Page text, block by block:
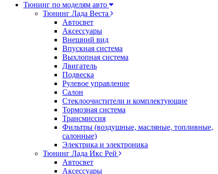
Тюнинг по моделям авто
Тюнинг Лада Веста
Автосвет
Аксессуары
Внешний вид
Впускная система
Выхлопная система
Двигатель
Подвеска
Рулевое управление
Салон
Стеклоочистители и комплектующие
Тормозная система
Трансмиссия
Фильтры (воздушные, масляные, топливные,
салонные)
Электрика и электроника
Тюнинг Лада Икс Рей
Автосвет
Аксессуары